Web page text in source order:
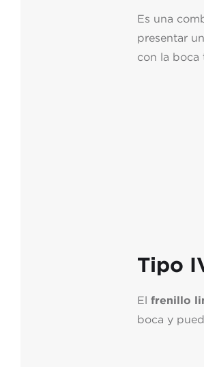
Es una
presentar
con la boca
Tipo
El frenillo
boca y